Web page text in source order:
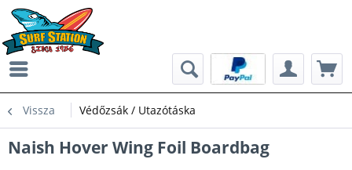
Vissza Védőzsák / Utazótáska
Naish Hover Wing Foil Boardbag